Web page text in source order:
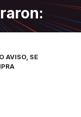
AVISO, SE